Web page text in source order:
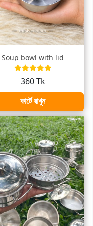
Soup bowl with lid
360 Tk
কার্টে রাখুন